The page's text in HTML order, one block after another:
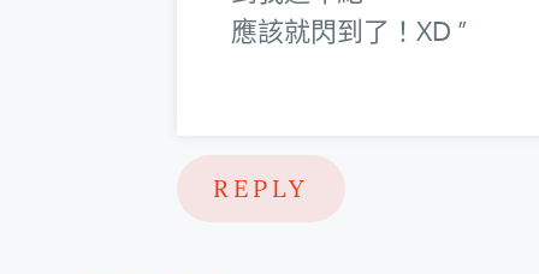
應該就閃到了！XD
REPLY